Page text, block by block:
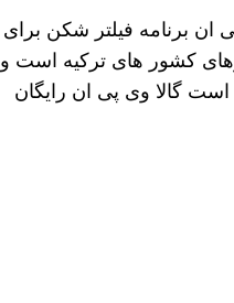
ان برنامه فیلتر شکن برای
کشور های ترکیه است و
است گالا وی پی ان رایگان